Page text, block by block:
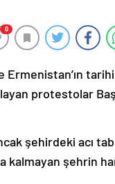
0
Ermenistan’ın tarihi
protestolar
şehirdeki acı
kalmayan şehrin